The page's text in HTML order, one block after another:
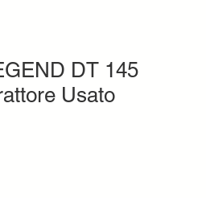
DT 145
Usato